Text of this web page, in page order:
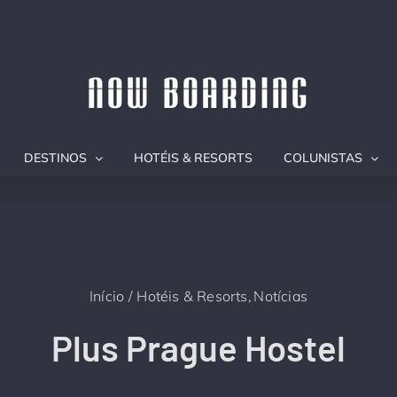
DESTINOS HOTÉIS & RESORTS COLUNISTAS
Início Hotéis & Resorts Notícias
Plus Prague Hostel